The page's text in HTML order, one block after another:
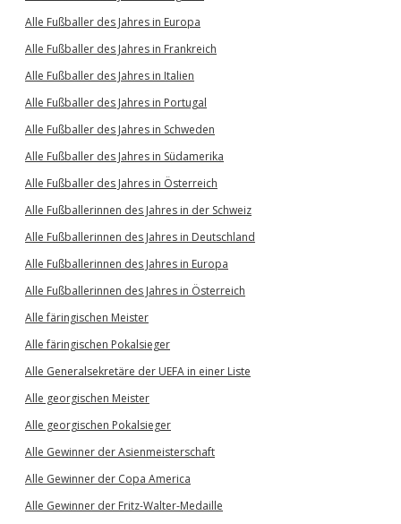
Alle Fußballer des Jahres in Europa
Alle Fußballer des Jahres in Frankreich
Alle Fußballer des Jahres in Italien
Alle Fußballer des Jahres in Portugal
Alle Fußballer des Jahres in Schweden
Alle Fußballer des Jahres in Südamerika
Alle Fußballer des Jahres in Österreich
Alle Fußballerinnen des Jahres in der Schweiz
Alle Fußballerinnen des Jahres in Deutschland
Alle Fußballerinnen des Jahres in Europa
Alle Fußballerinnen des Jahres in Österreich
Alle färingischen Meister
Alle färingischen Pokalsieger
Alle Generalsekretäre der UEFA in einer Liste
Alle georgischen Meister
Alle georgischen Pokalsieger
Alle Gewinner der Asienmeisterschaft
Alle Gewinner der Copa America
Alle Gewinner der Fritz-Walter-Medaille